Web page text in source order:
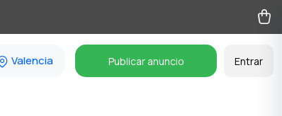
Valencia Publicar anuncio Entrar